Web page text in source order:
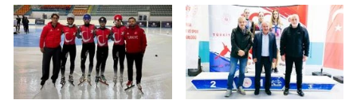
Voleybol
Vücut Geliştirme Fitness
Wushu Kungfu